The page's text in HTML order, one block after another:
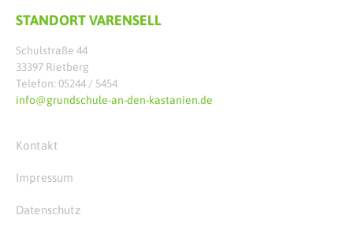
STANDORT VARENSELL
Schulstraße 44
33397 Rietberg
Telefon: 05244 / 5454
info@grundschule-an-den-kastanien.de
Kontakt
Impressum
Datenschutz